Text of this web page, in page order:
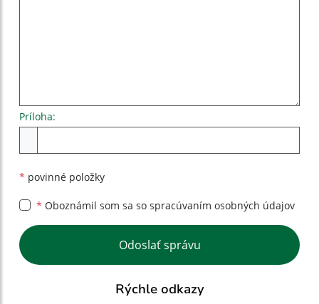
Príloha:
* povinné položky
* Oboznámil som sa so spracúvaním osobných údajov
Google reCaptcha Response
Odoslať správu
Rýchle odkazy